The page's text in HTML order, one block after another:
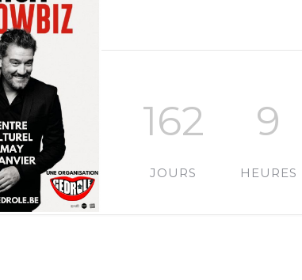
162
JOURS
9
HEURES